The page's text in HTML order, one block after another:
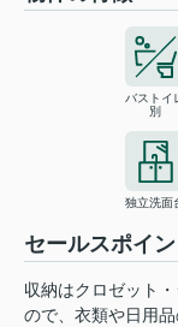
バストイ
別
独立洗面
セールスポイン
収納はクロゼット
ので、衣類や日用